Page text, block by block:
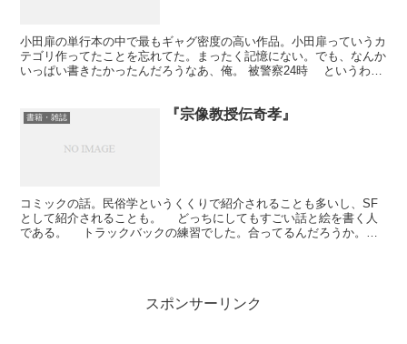
小田扉の単行本の中で最もギャグ密度の高い作品。小田扉っていうカ
テゴリ作ってたことを忘れてた。まったく記憶にない。でも、なんか
いっぱい書きたかったんだろうなあ、俺。 被警察24時 というわけ
書籍・雑誌 『宗像教授伝奇孝』
コミックの話。民俗学というくくりで紹介されることも多いし、SF
として紹介されることも。 どっちにしてもすごい話と絵を書く人
である。 トラックバックの練習でした。合ってるんだろうか。や
スポンサーリンク